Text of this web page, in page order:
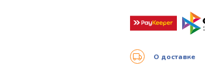
О доставке